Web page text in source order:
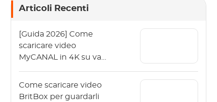
Articoli Recenti
[Guida 2026] Come
scaricare video
MyCANAL in 4K su vari
Come scaricare video
BritBox per guardarli